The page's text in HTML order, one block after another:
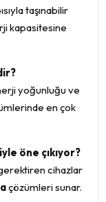
taşınabilir
kapasitesine
yoğunluğu ve
en çok
öne çıkıyor?
cihazlar
çözümleri sunar.